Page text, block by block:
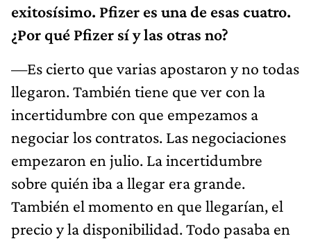
exitosísimo. Pfizer es una de esas cuatro.
¿Por qué Pfizer sí y las otras no?
—Es cierto que varias apostaron y no todas
llegaron. También tiene que ver con la
incertidumbre con que empezamos a
negociar los contratos. Las negociaciones
empezaron en julio. La incertidumbre
sobre quién iba a llegar era grande.
También el momento en que llegarían, el
precio y la disponibilidad. Todo pasaba en